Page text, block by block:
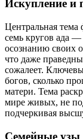
Искупление и
Центральная
семь кругов ада —
осознанию своих
что даже
сожалеет.
богов, сколько
матери. Тема
мире живых, не
подчеркивая
Семейные узы